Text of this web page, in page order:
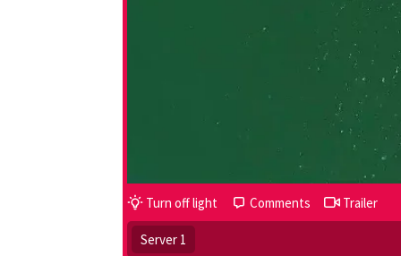
Turn off light Comments Trailer
Server 1